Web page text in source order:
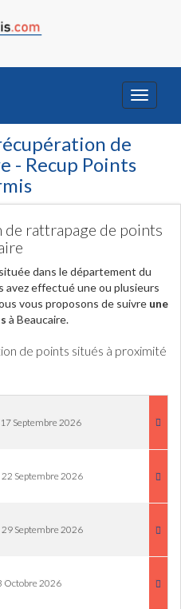
Toggle
de
- Recup Points
rattrapage de points
dans le département du
avez effectué une ou plusieurs
vous proposons de suivre une
à Beaucaire.
de points situés à proximité
Septembre 2026
Septembre 2026
Septembre 2026
Octobre 2026